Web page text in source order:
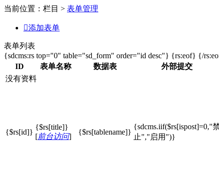
当前位置：栏目 > 表单管理
添加表单
表单列表
{sdcms:rs top="0" table="sd_form" order="id desc"} {rs:eof} {/
ID
表单名称 数据表
外部提交
没有资料
{$rs[id]}
{$rs[title]}
[前台访问]
{$rs[tablename]}
{sdcms.iif($rs[ispost]=0,"
止","启用")}